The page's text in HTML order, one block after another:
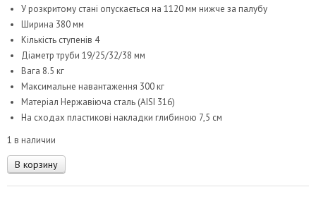
У розкритому стані опускається на 1120 мм нижче за палубу
Ширина 380 мм
Кількість ступенів 4
Діаметр труби 19/25/32/38 мм
Вага 8.5 кг
Максимальне навантаження 300 кг
Матеріал Нержавіюча сталь (AISI 316)
На сходах пластикові накладки глибиною 7,5 см
1 в наличии
Количество
товара
В корзину